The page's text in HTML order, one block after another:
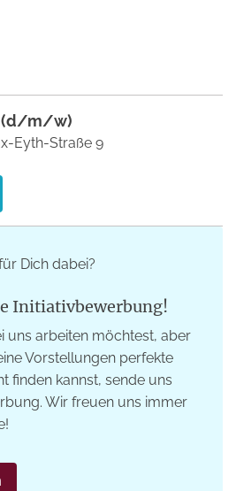
(d/m/w)
Eyth-Straße 9
Dich dabei?
Initiativbewerbung!
uns arbeiten möchtest, aber
Vorstellungen perfekte
finden kannst, sende uns
Wir freuen uns immer